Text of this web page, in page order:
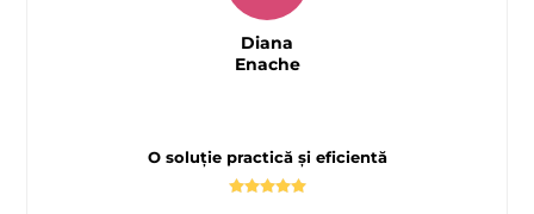
O soluție practică și eficientă
Diana
Enache